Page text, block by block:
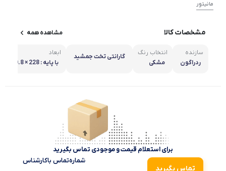
مانیتور
مشخصات کالا مشاهده همه
سازنده
ردراگون
انتخاب رنگ
مشکی
گارانتی تخت جمشید
ابعاد
برای استعلام قیمت و موجودی تماس بگیرید
تماس بگیرید
شماره‌تماس‌ با‌کارشناس